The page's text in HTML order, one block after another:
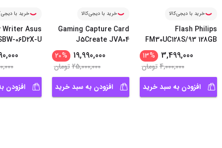
خرید با دیجی‌کالا
Flash Philips
FM30UC128S/93 128GB
3,499,000
%
13
4,000,000تومان
افزودن به سبد خرید
خرید با دیجی‌کالا
Gaming Capture Card
J5Create JVA04
19,990,000
%
20
25,000,000تومان
افزودن به سبد خرید
خرید با
Writer Asus
06D2X-U
افزودن